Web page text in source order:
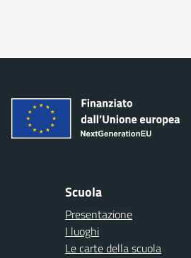
Scuola
Presentazione
I luoghi
Le carte della scuola